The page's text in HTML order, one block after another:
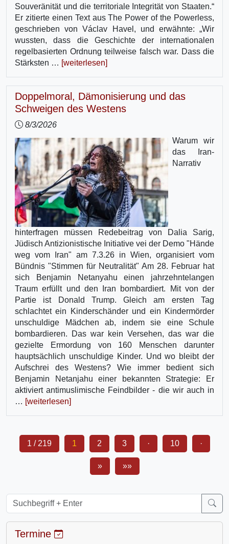
Souveränität und die territoriale Integrität von Staaten.“
Er zitierte einen Text aus The Power of the Powerless,
geschrieben von Václav Havel, und erwähnte: „Wir
wussten, dass die Geschichte der internationalen
regelbasierten Ordnung teilweise falsch war. Dass die
Stärksten … [weiterlesen]
Doppelmoral, Dämonisierung und das
Schweigen des Westens
8/3/2026
Warum wir
das Iran-
Narrativ
hinterfragen müssen Redebeitrag von Dalia Sarig,
Jüdisch Antizionistische Initiative vei der Demo "Hände
weg vom Iran" am 7.3.26 in Wien, organisiert vom
Bündnis "Stimmen für Neutralität" Am 28. Februar hat
sich Benjamin Netanyahu einen jahrzehntelangen
Traum erfüllt und den Iran bombardiert. Mit von der
Partie ist Donald Trump. Gleich am ersten Tag
schlachtet ein Kinderschänder und ein Kindermörder
unschuldige Mädchen ab, indem sie eine Schule
bombardieren. Das war kein Versehen, das war die
gezielte Ermordung von 160 Menschen darunter
hauptsächlich unschuldige Kinder. Und wo bleibt der
Aufschrei des Westens? Wie immer bedient sich
Benjamin Netanjahu einer bekannten Strategie: Er
aktiviert antimuslimische Feindbilder - die wir auch in
… [weiterlesen]
1 / 219 1 2 3 · 10 ·
» »»
Termine